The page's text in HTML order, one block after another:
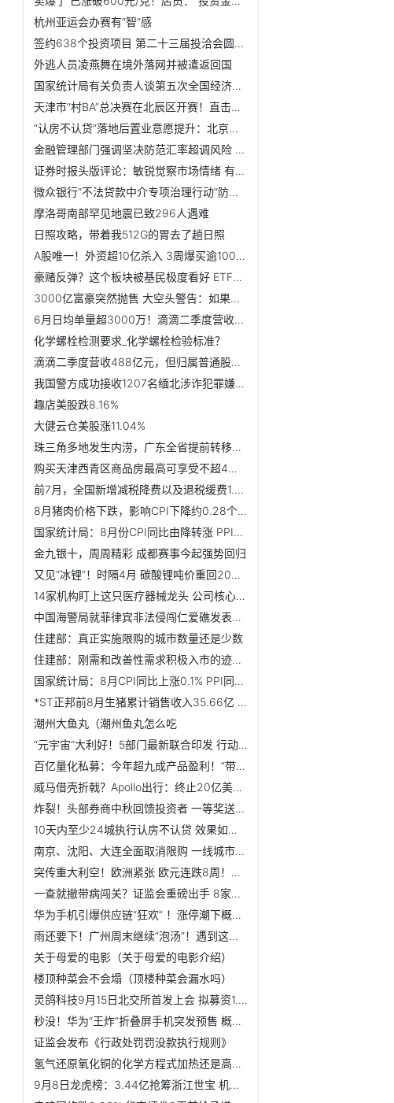
杭州亚运会办赛有“智”感
签约638个投资项目 第二十三届投洽会圆满落幕
外逃人员凌燕舞在境外落网并被遣返回国
国家统计局有关负责人谈第五次全国经济普查进展
天津市“村BA”总决赛在北辰区开赛！直击揭幕战！
“认房不认贷”落地后置业意愿提升：北京新房成交增16.9% 上...
金融管理部门强调坚决防范汇率超调风险 人民币汇率应声反弹...
证券时报头版评论：敏锐觉察市场情绪 有效放大政策“好声音”
微众银行“不法贷款中介专项治理行动”防治并重、多措并举保...
摩洛哥南部罕见地震已致296人遇难
日照攻略，带着我512G的胃去了趟日照
A股唯一！外资超10亿杀入 3周爆买逾1000万股！这家龙头公司...
豪赌反弹？这个板块被基民极度看好 ETF份额一度升破千亿！而...
3000亿富豪突然抛售 大空头警告：如果英伟达泡沫破裂 可能...
6月日均单量超3000万！滴滴二季度营收同比增长53%
化学螺栓检测要求_化学螺栓检验标准？
滴滴二季度营收488亿元，但归属普通股东净亏
我国警方成功接收1207名缅北涉诈犯罪嫌疑人
趣店美股跌8.16%
大健云仓美股涨11.04%
珠三角多地发生内涝，广东全省提前转移8万余人
购买天津西青区商品房最高可享受不超4万元补贴
前7月，全国新增减税降费以及退税缓费1.05万亿元
8月猪肉价格下跌，影响CPI下降约0.28个百分点
国家统计局：8月份CPI同比由降转涨 PPI同比降幅收窄
金九银十，周周精彩 成都赛事今起强势回归
又见“冰锂”！时隔4月 碳酸锂吨价重回20万元以下
14家机构盯上这只医疗器械龙头 公司核心业务大幅增长！14股...
中国海警局就菲律宾非法侵闯仁爱礁发表谈话
住建部：真正实施限购的城市数量还是少数
住建部：刚需和改善性需求积极入市的迹象明显
国家统计局：8月CPI同比上涨0.1% PPI同比下降3%
*ST正邦前8月生猪累计销售收入35.66亿 同比降44.17%
潮州大鱼丸（潮州鱼丸怎么吃
“元宇宙”大利好！5部门最新联合印发 行动计划来了
百亿量化私募：今年超九成产品盈利！“带头大哥”们赚钱有点...
威马借壳折戟？Apollo出行：终止20亿美元收购威马
炸裂！头部券商中秋回馈投资者 一等奖送汽车？别被骗了！“...
10天内至少24城执行认房不认贷 效果如何？住建部回应
南京、沈阳、大连全面取消限购 一线城市限购政策会松动吗？
突传重大利空！欧洲紧张 欧元连跌8周！美元创9年最长连涨纪...
一查就撤带病闯关？证监会重磅出手 8家券商被专项检查！16人被罚
华为手机引爆供应链“狂欢” ！涨停潮下概念股业绩如何？
雨还要下！广州周末继续“泡汤”！遇到这些情况，可申请临时...
关于母爱的电影（关于母爱的电影介绍）
楼顶种菜会不会塌（顶楼种菜会漏水吗）
灵鸽科技9月15日北交所首发上会 拟募资1.5亿元
秒没！华为“王炸”折叠屏手机突发预售 概念股大涨！机构看...
证监会发布《行政处罚罚没款执行规则》
氢气还原氧化铜的化学方程式加热还是高温（氢气还原氧化铜的...
9月8日龙虎榜：3.44亿抢筹浙江世宝 机构净买入12只股